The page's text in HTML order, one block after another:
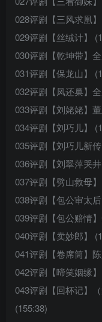
028评剧【三风求凰
029评剧【丝绒计】
030评剧【乾坤带】
031评剧【保龙山】
032评剧【凤还巢】
033评剧【刘姥姥】
034评剧【刘巧儿】
035评剧【刘巧儿新
036评剧【刘翠萍哭
037评剧【劈山救母
038评剧【包公审太
039评剧【包公赔情
040评剧【卖妙郎】
041评剧【卷席筒】
042评剧【啼笑姻缘
043评剧【回杯记】
(155:38)